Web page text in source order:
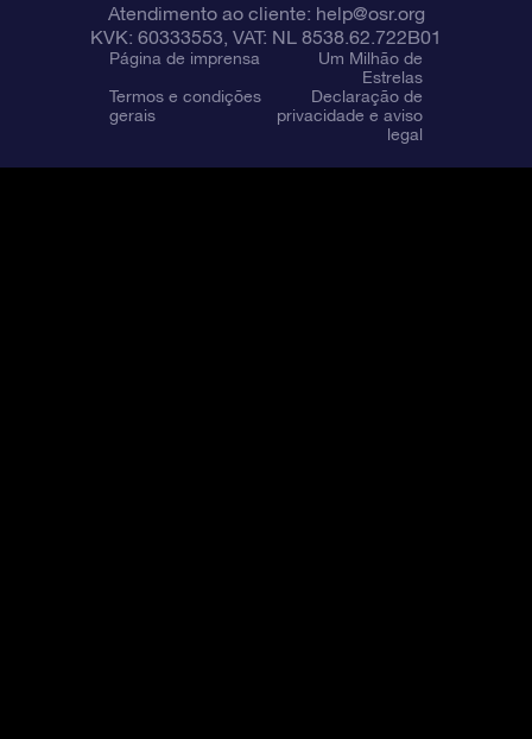
Atendimento ao cliente: help@osr.org
KVK: 60333553, VAT: NL 8538.62.722B01
Página de imprensa
Um Milhão de
Estrelas
Termos e condições
gerais
Declaração de
privacidade e aviso
legal